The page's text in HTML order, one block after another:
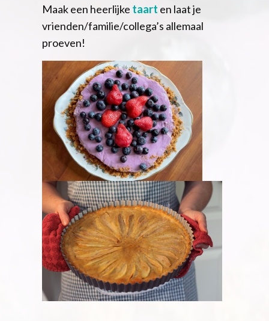
Maak een heerlijke taart en laat je
vrienden/familie/collega’s allemaal
proeven!